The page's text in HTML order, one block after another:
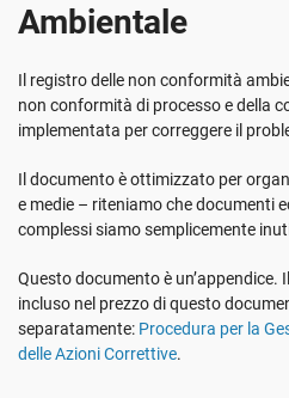
DORA
ISO 42001
GDPR dell’UE
Da dove cominciare
Altro
Consulenti
Aziende IT e SaaS
Infrastrutture critiche
Chi Siamo
Contattaci
Vedi La Demo
Ambientale
Il registro delle non conformità
non conformità di processo e della
implementata per correggere il
Il documento è ottimizzato per
e medie – riteniamo che documenti
complessi siamo semplicemente
Questo documento è un’appendice.
incluso nel prezzo di questo
separatamente: Procedura per la
delle Azioni Correttive.